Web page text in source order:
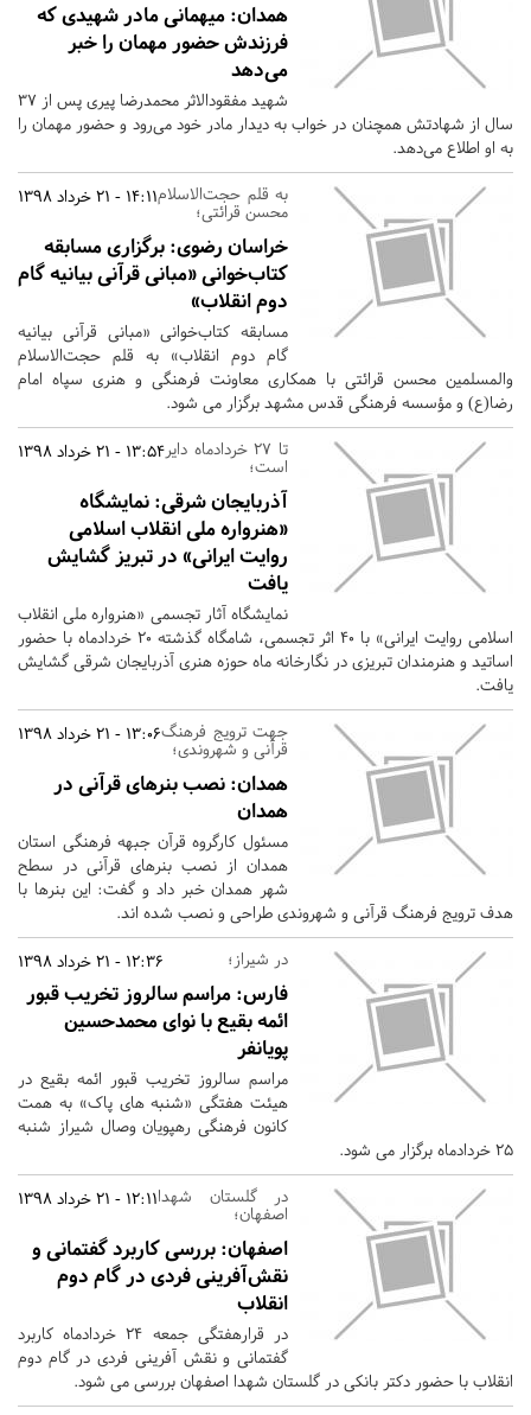
همدان: میهمانی مادر شهیدی که
فرزندش حضور مهمان را خبر
می‌دهد
شهید مفقودالاثر محمدرضا پیری پس از ۳۷
سال از شهادتش همچنان در خواب به دیدار مادر خود می‌رود و حضور مهمان را
به او اطلاع می‌دهد.
14:11 - 21 خرداد 1398به قلم حجت‌الاسلام
محسن قرائتی؛
خراسان رضوی: برگزاری مسابقه
کتاب‌خوانی «مبانی قرآنی بیانیه گام
دوم انقلاب»
مسابقه کتاب‌خوانی «مبانی قرآنی بیانیه
گام دوم انقلاب» به قلم حجت‌الاسلام
والمسلمین محسن قرائتی با همکاری معاونت فرهنگی و هنری سپاه امام
رضا(ع) و مؤسسه فرهنگی قدس مشهد برگزار می شود.
13:54 - 21 خرداد 1398تا 27 خردادماه دایر
است؛
آذربایجان شرقی: نمایشگاه
«هنرواره ملی انقلاب اسلامی
روایت ایرانی» در تبریز گشایش
یافت
نمایشگاه آثار تجسمی «هنرواره ملی انقلاب
اسلامی روایت ایرانی» با 40 اثر تجسمی، شامگاه گذشته 20 خردادماه با حضور
اساتید و هنرمندان تبریزی در نگارخانه ماه حوزه هنری آذربایجان شرقی گشایش
یافت.
13:06 - 21 خرداد 1398جهت ترویج فرهنگ
قرآنی و شهروندی؛
همدان: نصب بنرهای قرآنی در
همدان
مسئول کارگروه قرآن جبهه فرهنگی استان
همدان از نصب بنرهای قرآنی در سطح
شهر همدان خبر داد و گفت: این بنرها با
هدف ترویج فرهنگ قرآنی و شهروندی طراحی و نصب شده اند.
12:36 - 21 خرداد 1398 در شیراز؛
فارس: مراسم سالروز تخریب قبور
ائمه بقیع با نوای محمدحسین
پویانفر
مراسم سالروز تخریب قبور ائمه بقیع در
هیئت هفتگی «شنبه های پاک» به همت
کانون فرهنگی رهپویان وصال شیراز شنبه
25 خردادماه برگزار می شود.
12:11 - 21 خرداد 1398در گلستان شهدا
اصفهان؛
اصفهان: بررسی کاربرد گفتمانی و
نقش‌آفرینی فردی در گام دوم
انقلاب
در قرارهفتگی جمعه ۲۴ خردادماه کاربرد
گفتمانی و نقش آفرینی فردی در گام دوم
انقلاب با حضور دکتر بانکی در گلستان شهدا اصفهان بررسی می شود.